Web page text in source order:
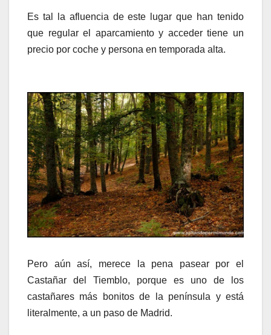
Es tal la afluencia de este lugar que han tenido
que regular el aparcamiento y acceder tiene un
precio por coche y persona en temporada alta.
Pero aún así, merece la pena pasear por el
Castañar del Tiemblo, porque es uno de los
castañares más bonitos de la península y está
literalmente, a un paso de Madrid.